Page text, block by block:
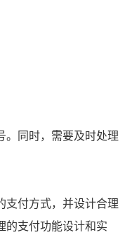
。同时，需要及时处理
支付方式，并设计合理
的支付功能设计和实